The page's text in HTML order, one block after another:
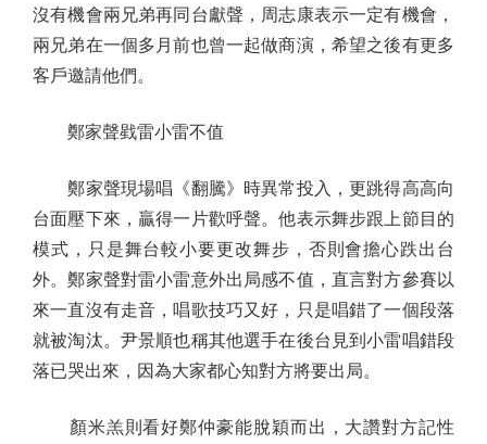
沒有機會兩兄弟再同台獻聲，周志康表示一定有機會，
兩兄弟在一個多月前也曾一起做商演，希望之後有更多
客戶邀請他們。
鄭家聲戥雷小雷不值
鄭家聲現場唱《翻騰》時異常投入，更跳得高高向
台面壓下來，贏得一片歡呼聲。他表示舞步跟上節目的
模式，只是舞台較小要更改舞步，否則會擔心跌出台
外。鄭家聲對雷小雷意外出局感不值，直言對方參賽以
來一直沒有走音，唱歌技巧又好，只是唱錯了一個段落
就被淘汰。尹景順也稱其他選手在後台見到小雷唱錯段
落已哭出來，因為大家都心知對方將要出局。
顏米羔則看好鄭仲豪能脫穎而出，大讚對方記性